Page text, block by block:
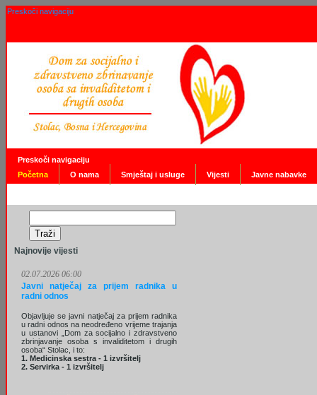
Preskoči navigaciju
Preskoči navigaciju
Početna
O nama Smještaj i usluge Vijesti Javne nabavke
Najnovije vijesti
02.07.2026 06:00
Javni natječaj za prijem radnika u
radni odnos
Objavljuje se javni natječaj za prijem radnika
u radni odnos na neodređeno vrijeme trajanja
u ustanovi „Dom za socijalno i zdravstveno
zbrinjavanje osoba s invaliditetom i drugih
osoba“ Stolac, i to:
1. Medicinska sestra - 1 izvršitelj
2. Servirka - 1 izvršitelj